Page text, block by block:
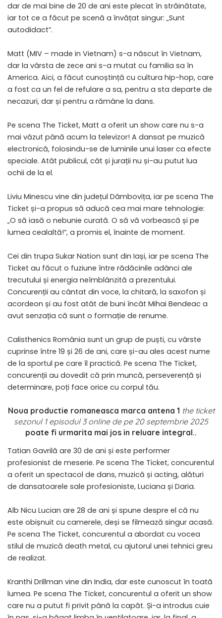
dar de mai bine de 20 de ani este plecat în străinătate,
iar tot ce a făcut pe scenă a învățat singur: „Sunt
autodidact”.
Matt (MIV – made in Vietnam) s-a născut în Vietnam,
dar la vârsta de zece ani s-a mutat cu familia sa în
America. Aici, a făcut cunoștință cu cultura hip-hop, care
a fost ca un fel de refulare a sa, pentru a sta departe de
necazuri, dar și pentru a rămâne la dans.
Pe scena The Ticket, Matt a oferit un show care nu s-a
mai văzut până acum la televizor! A dansat pe muzică
electronică, folosindu-se de luminile unui laser ca efecte
speciale. Atât publicul, cât și jurații nu și-au putut lua
ochii de la el.
Liviu Minescu vine din județul Dâmbovița, iar pe scena The
Ticket și-a propus să aducă cea mai mare tehnologie:
„O să iasă o nebunie curată. O să vă vorbească și pe
lumea cealaltă!”, a promis el, înainte de moment.
Cei din trupa Sukar Nation sunt din Iași, iar pe scena The
Ticket au făcut o fuziune între rădăcinile adânci ale
trecutului și energia neîmblânzită a prezentului.
Concurenții au cântat din voce, la chitară, la saxofon și
acordeon și au fost atât de buni încât Mihai Bendeac a
avut senzația că sunt o formație de renume.
Calisthenics România sunt un grup de puști, cu vârste
cuprinse între 19 și 26 de ani, care și-au ales acest nume
de la sportul pe care îl practică. Pe scena The Ticket,
concurenții au dovedit că prin muncă, perseverență și
determinare, poți face orice cu corpul tău.
Noua productie romaneasca marca antena 1 the ticket
sezonul 1 episodul 3 online de pe 20 septembrie 2025
poate fi urmarita mai jos in reluare integral..
Tatian Gavrilă are 30 de ani și este performer
profesionist de meserie. Pe scena The Ticket, concurentul
a oferit un spectacol de dans, muzică și acting, alături
de dansatoarele sale profesioniste, Luciana și Daria.
Alb Nicu Lucian are 28 de ani și spune despre el că nu
este obișnuit cu camerele, deși se filmează singur acasă.
Pe scena The Ticket, concurentul a abordat cu vocea
stilul de muzică death metal, cu ajutorul unei tehnici greu
de realizat.
Kranthi Drillman vine din India, dar este cunoscut în toată
lumea. Pe scena The Ticket, concurentul a oferit un show
care nu a putut fi privit până la capăt. Și-a introdus cuie